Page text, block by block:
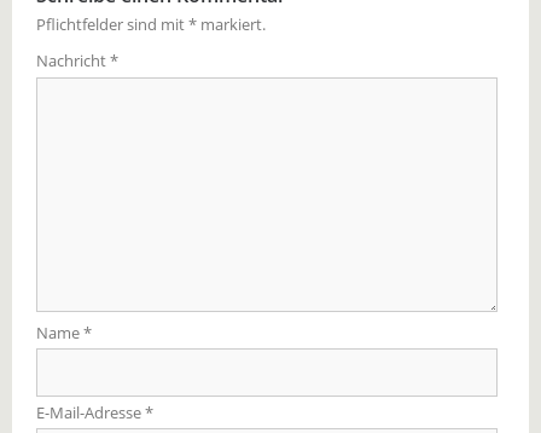
Pflichtfelder sind mit* markiert.
Nachricht*
Name*
E-Mail-Adresse*